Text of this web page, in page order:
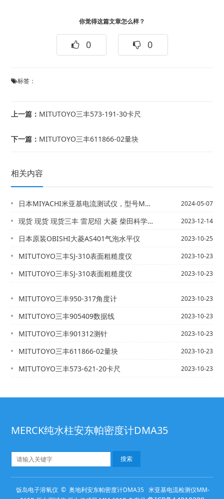
你觉得这篇文章怎么样？
0 0
标签：
上一篇： MITUTOYO三丰573-191-30卡尺
下一篇： MITUTOYO三丰611866-02量块
相关内容
日本MIYACHI米亚基电流测试仪，型号MM-601B-00-00（配MA-52... 2024-05-07
现货 现货 现货三丰 雷尼绍 大菱 柴田科学 小野等各品牌现货供应 2023-12-14
日本原装OBISHI大菱AS401气泡水平仪 2023-10-25
MITUTOYO三丰SJ-310表面粗糙度仪 2023-10-23
MITUTOYO三丰SJ-310表面粗糙度仪 2023-10-23
MITUTOYO三丰950-317角度计 2023-10-23
MITUTOYO三丰905409数据线 2023-10-23
MITUTOYO三丰901312测针 2023-10-23
MITUTOYO三丰611866-02量块 2023-10-23
MITUTOYO三丰573-621-20卡尺 2023-10-23
MERCK纯水柱安东帕密度计DMA35
饭岛电子溶氧仪 © 奥地利安东帕密度计DMA35 米亚基电流检测仪MM-